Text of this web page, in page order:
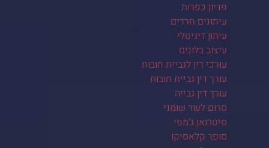
פדיון כפרות
עיתונים חרדים
עיתון דיגיטלי
עיצוב בלונים
עורכי דין לגביית חובות
עורך דין גביית חובות
עורך דין גבייה
סרום לעור שומני
סיטרואן ג'מפי
סופר קלאסיקו